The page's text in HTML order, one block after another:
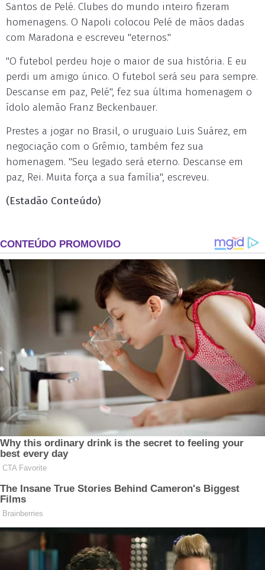
Santos de Pelé. Clubes do mundo inteiro fizeram
homenagens. O Napoli colocou Pelé de mãos dadas
com Maradona e escreveu "eternos."
"O futebol perdeu hoje o maior de sua história. E eu
perdi um amigo único. O futebol será seu para sempre.
Descanse em paz, Pelé", fez sua última homenagem o
ídolo alemão Franz Beckenbauer.
Prestes a jogar no Brasil, o uruguaio Luis Suárez, em
negociação com o Grêmio, também fez sua
homenagem. "Seu legado será eterno. Descanse em
paz, Rei. Muita força a sua família", escreveu.
(Estadão Conteúdo)